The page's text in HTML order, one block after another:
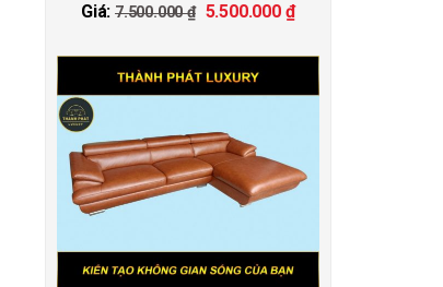
Giá: 7.500.000₫ 5.500.000 ₫